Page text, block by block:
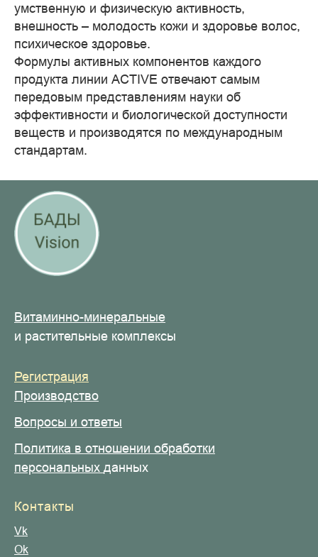
умственную и физическую активность,
внешность – молодость кожи и здоровье волос,
психическое здоровье.
Формулы активных компонентов каждого
продукта линии ACTIVE отвечают самым
передовым представлениям науки об
эффективности и биологической доступности
веществ и производятся по международным
стандартам.
Витаминно-минеральные
и растительные комплексы
Регистрация
Производство
Вопросы и ответы
Политика в отношении обработки
персональных данных
Контакты
Vk
Оk